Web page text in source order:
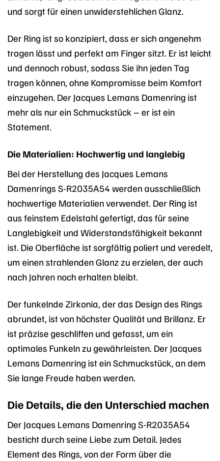
und sorgt für einen unwiderstehlichen Glanz.
Der Ring ist so konzipiert, dass er sich angenehm
tragen lässt und perfekt am Finger sitzt. Er ist leicht
und dennoch robust, sodass Sie ihn jeden Tag
tragen können, ohne Kompromisse beim Komfort
einzugehen. Der Jacques Lemans Damenring ist
mehr als nur ein Schmuckstück – er ist ein
Statement.
Die Materialien: Hochwertig und langlebig
Bei der Herstellung des Jacques Lemans
Damenrings S-R2035A54 werden ausschließlich
hochwertige Materialien verwendet. Der Ring ist
aus feinstem Edelstahl gefertigt, das für seine
Langlebigkeit und Widerstandsfähigkeit bekannt
ist. Die Oberfläche ist sorgfältig poliert und veredelt,
um einen strahlenden Glanz zu erzielen, der auch
nach Jahren noch erhalten bleibt.
Der funkelnde Zirkonia, der das Design des Rings
abrundet, ist von höchster Qualität und Brillanz. Er
ist präzise geschliffen und gefasst, um ein
optimales Funkeln zu gewährleisten. Der Jacques
Lemans Damenring ist ein Schmuckstück, an dem
Sie lange Freude haben werden.
Die Details, die den Unterschied machen
Der Jacques Lemans Damenring S-R2035A54
besticht durch seine Liebe zum Detail. Jedes
Element des Rings, von der Form über die